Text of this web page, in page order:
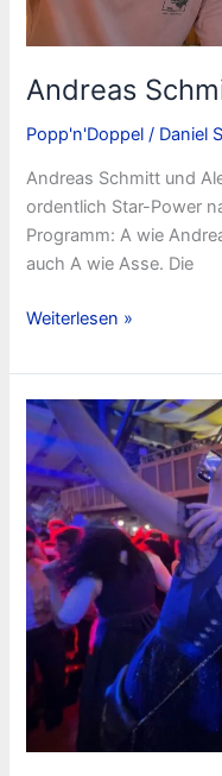
Andreas
Popp'n'Doppel / Daniel
Andreas Schmitt und
ordentlich Star-Power
Programm: A wie
auch A wie Asse. Die
Andreas
/
Alex
Straub
Weiterlesen »